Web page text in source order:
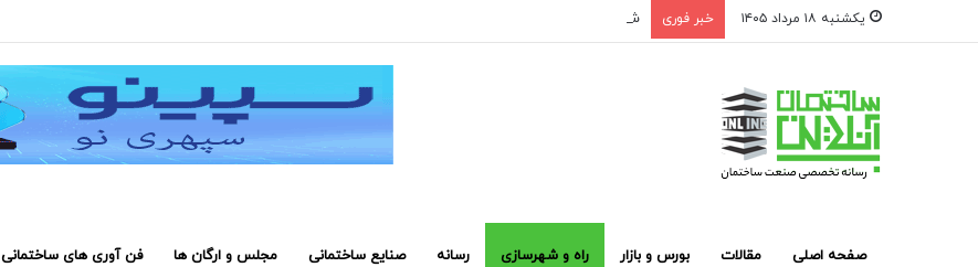
یکشنبه ۱۸ مرداد ۱۴۰۵ خبر فوری شوک به بازار مشارکت در ساخت؛ فقط ۲ پروژه از هر ۱۰ پروژه صرفه اقتصادی دارد
صفحه اصلی مقالات بورس و بازار راه و شهرسازی رسانه صنایع ساختمانی مجلس و ارگان ها فن آوری های ساختمانی